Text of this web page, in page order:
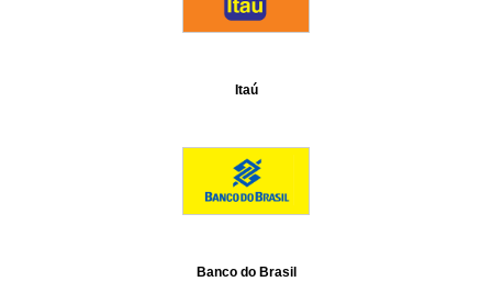
Itaú
Banco do Brasil